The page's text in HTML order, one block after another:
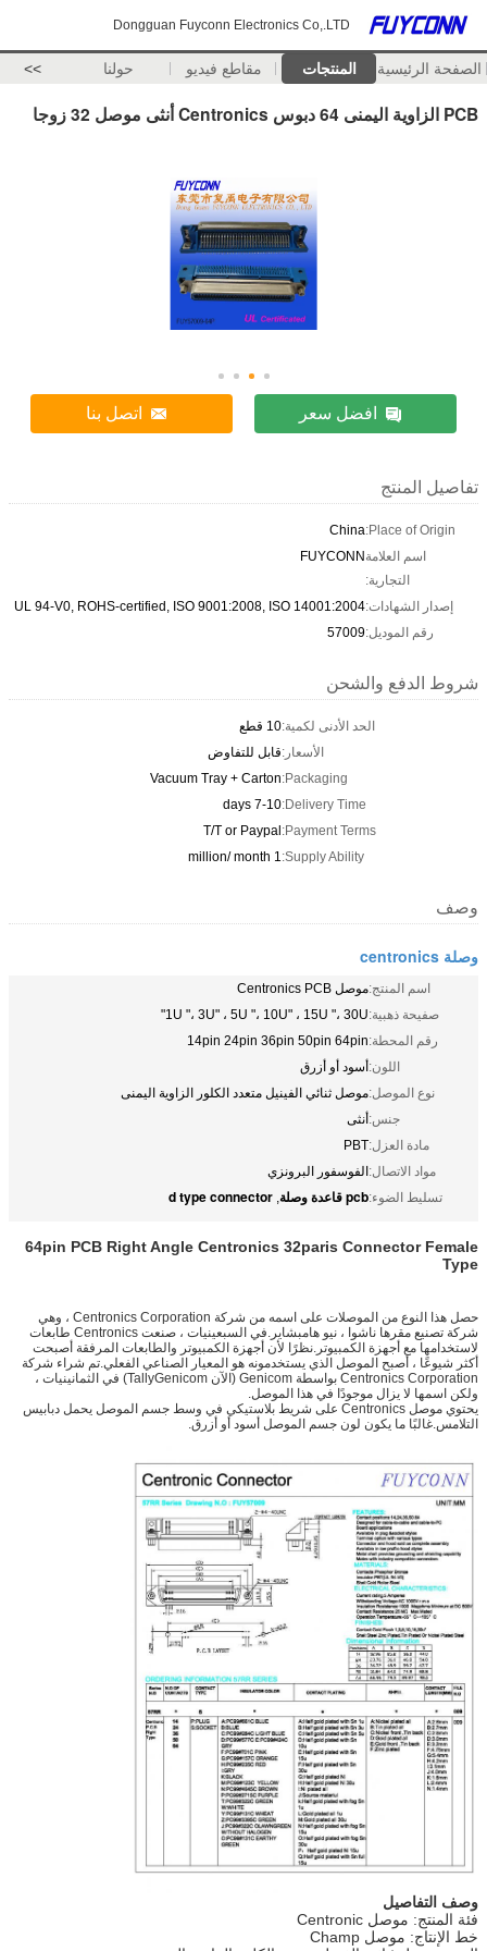
Dongguan Fuyconn Electronics Co,.LTD
الصفحة الرئيسية المنتجات مقاطع فيديو حولنا >>
PCB الزاوية اليمنى 64 دبوس Centronics أنثى موصل 32 زوجا
افضل سعر اتصل بنا
تفاصيل المنتج
Place of Origin:
China
اسم العلامة
التجارية:
FUYCONN
إصدار الشهادات:UL 94-V0, ROHS-certified, ISO 9001:2008, ISO 14001:2004
رقم الموديل:57009
شروط الدفع والشحن
الحد الأدنى لكمية:10 قطع
الأسعار:قابل للتفاوض
Packaging:
Vacuum Tray + Carton
Delivery Time:
7-10 days
Payment Terms:
T/T or Paypal
Supply Ability:
1 million/ month
وصف
وصلة centronics
اسم المنتج:موصل Centronics PCB
صفيحة ذهبية:1U "، 3U" ، 5U "، 10U" ، 15U "، 30U"
رقم المحطة:14pin 24pin 36pin 50pin 64pin
اللون:أسود أو أزرق
نوع الموصل:موصل ثنائي الفينيل متعدد الكلور الزاوية اليمنى
جنس:أنثى
مادة العزل:PBT
مواد الاتصال:الفوسفور البرونزي
تسليط الضوء:pcb قاعدة وصلة ,
d type connector
64pin PCB Right Angle Centronics 32paris Connector Female
Type
حصل هذا النوع من الموصلات على اسمه من شركة Centronics Corporation ، وهي
شركة تصنيع مقرها ناشوا ، نيو هامبشاير.في السبعينيات ، صنعت Centronics طابعات
لاستخدامها مع أجهزة الكمبيوتر.نظرًا لأن أجهزة الكمبيوتر والطابعات المرفقة أصبحت
أكثر شيوعًا ، أصبح الموصل الذي يستخدمونه هو المعيار الصناعي الفعلي.تم شراء شركة
Centronics Corporation بواسطة Genicom (الآن TallyGenicom) في الثمانينيات ،
ولكن اسمها لا يزال موجودًا في هذا الموصل.
يحتوي موصل Centronics على شريط بلاستيكي في وسط جسم الموصل يحمل دبابيس
التلامس.غالبًا ما يكون لون جسم الموصل أسود أو أزرق.
وصف التفاصيل
فئة المنتج: موصل Centronic
خط الإنتاج: موصل Champ